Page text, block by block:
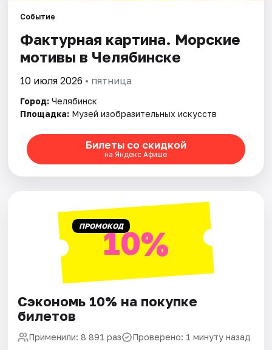
Площадки
Артисты
Событие
Фактурная картина. Морские
мотивы в Челябинске
10 июля 2026 • пятница
Город: Челябинск
Площадка: Музей изобразительных искусств
Билеты со скидкой
на Яндекс Афише
ПРОМОКОД10%
Сэкономь 10% на покупке
билетов
Применили: 8 891 раз Проверено: 1 минуту назад